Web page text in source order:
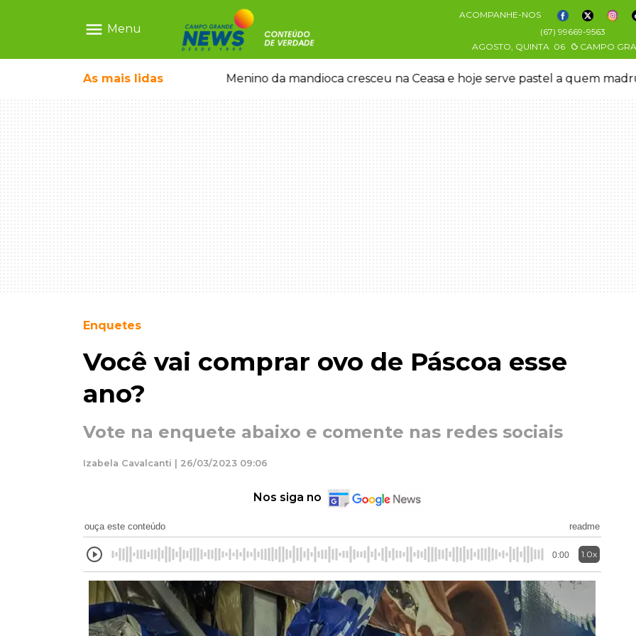
menu Menu
ACOMPANHE-NOS
(67) 99669-9563
AGOSTO, QUINTA 06 CAMPO
As mais lidas
crianças brasileiras Menino da mandioca cresceu na Ceasa e hoje serve pastel a quem
Enquetes
Você vai comprar ovo de Páscoa esse
ano?
Vote na enquete abaixo e comente nas redes sociais
Izabela Cavalcanti | 26/03/2023 09:06
Nos siga no
ouça este conteúdo readme
0:00 1.0x